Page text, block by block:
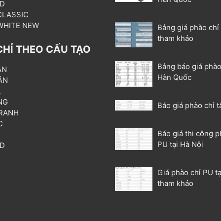
NEW
THEO CẤU TẠO
Bảng giá phào
tham khảo
Bảng báo giá
Hàn Quốc
Báo giá phào chỉ
Báo giá thi công
PU tại Hà Nội
Giá phào chỉ PU
tham khảo